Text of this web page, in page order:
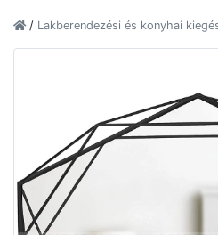
/ Lakberendezési és konyhai